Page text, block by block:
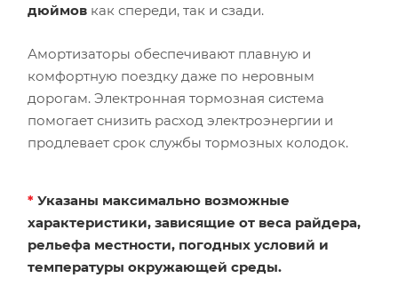
дюймов как спереди, так и сзади.
Амортизаторы обеспечивают плавную и
комфортную поездку даже по неровным
дорогам. Электронная тормозная система
помогает снизить расход электроэнергии и
продлевает срок службы тормозных колодок.
* Указаны максимально возможные
характеристики, зависящие от веса райдера,
рельефа местности, погодных условий и
температуры окружающей среды.